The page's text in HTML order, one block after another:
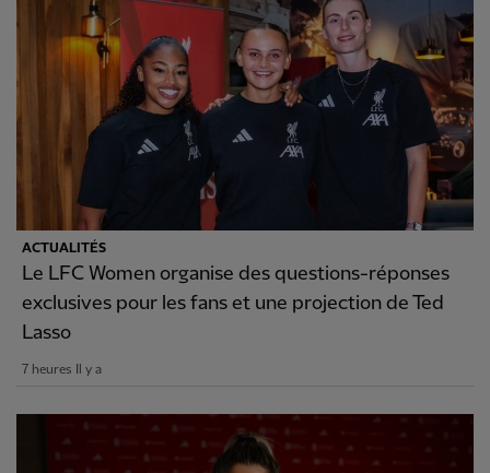
ACTUALITÉS
Le LFC Women organise des questions-réponses
exclusives pour les fans et une projection de Ted
Lasso
7 heures Il y a